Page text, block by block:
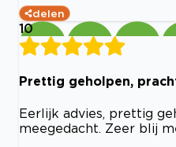
delen
10
Prettig geholpen,
Eerlijk advies, prettig
meegedacht. Zeer blij